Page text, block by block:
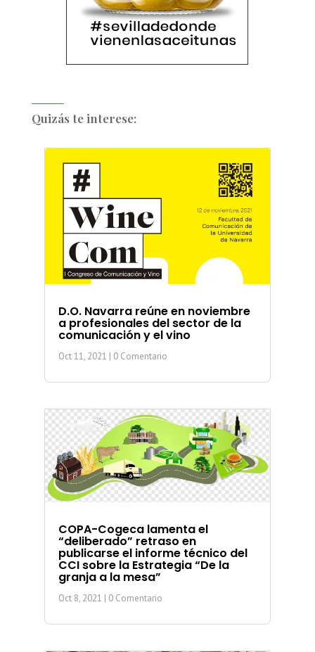
Quizás te interese:
D.O. Navarra reúne en noviembre
a profesionales del sector de la
comunicación y el vino
Oct 11, 2021 | 0 Comentario
COPA-Cogeca lamenta el
“deliberado” retraso en
publicarse el informe técnico del
CCI sobre la Estrategia “De la
granja a la mesa”
Oct 8, 2021 | 0 Comentario